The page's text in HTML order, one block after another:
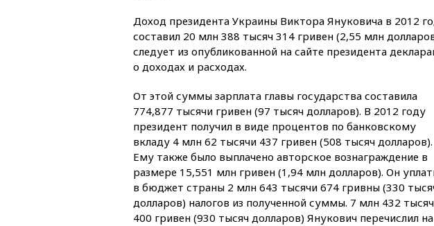
Доход президента Украины Виктора Януковича в 2012
составил 20 млн 388 тысяч 314 гривен (2,55 млн
следует из опубликованной на сайте президента
о доходах и расходах.
От этой суммы зарплата главы государства составила
774,877 тысячи гривен (97 тысяч долларов). В 2012 году
президент получил в виде процентов по банковскому
вкладу 4 млн 62 тысячи 437 гривен (508 тысяч долларов).
Ему также было выплачено авторское вознаграждение в
размере 15,551 млн гривен (1,94 млн долларов). Он
в бюджет страны 2 млн 643 тысячи 674 гривны (330
долларов) налогов из полученной суммы. 7 млн 432
400 гривен (930 тысяч долларов) Янукович перечислил на